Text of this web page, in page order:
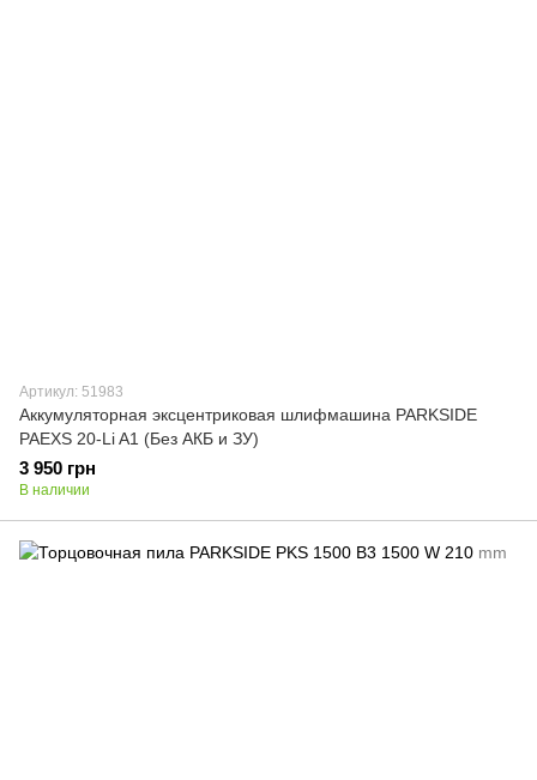
Артикул: 51983
Аккумуляторная эксцентриковая шлифмашина PARKSIDE
PAEXS 20-Li A1 (Без АКБ и ЗУ)
3 950 грн
В наличии